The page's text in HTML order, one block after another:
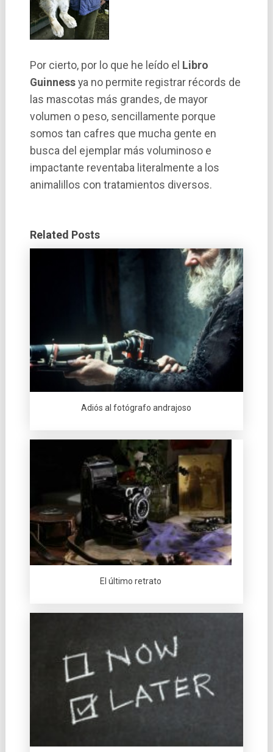
Por cierto, por lo que he leído el Libro
Guinnessya no permite registrar récords de
las mascotas más grandes, de mayor
volumen o peso, sencillamente porque
somos tan cafres que mucha gente en
busca del ejemplar más voluminoso e
impactante reventaba literalmente a los
animalillos con tratamientos diversos.
Related Posts
Adiós al fotógrafo andrajoso
El último retrato